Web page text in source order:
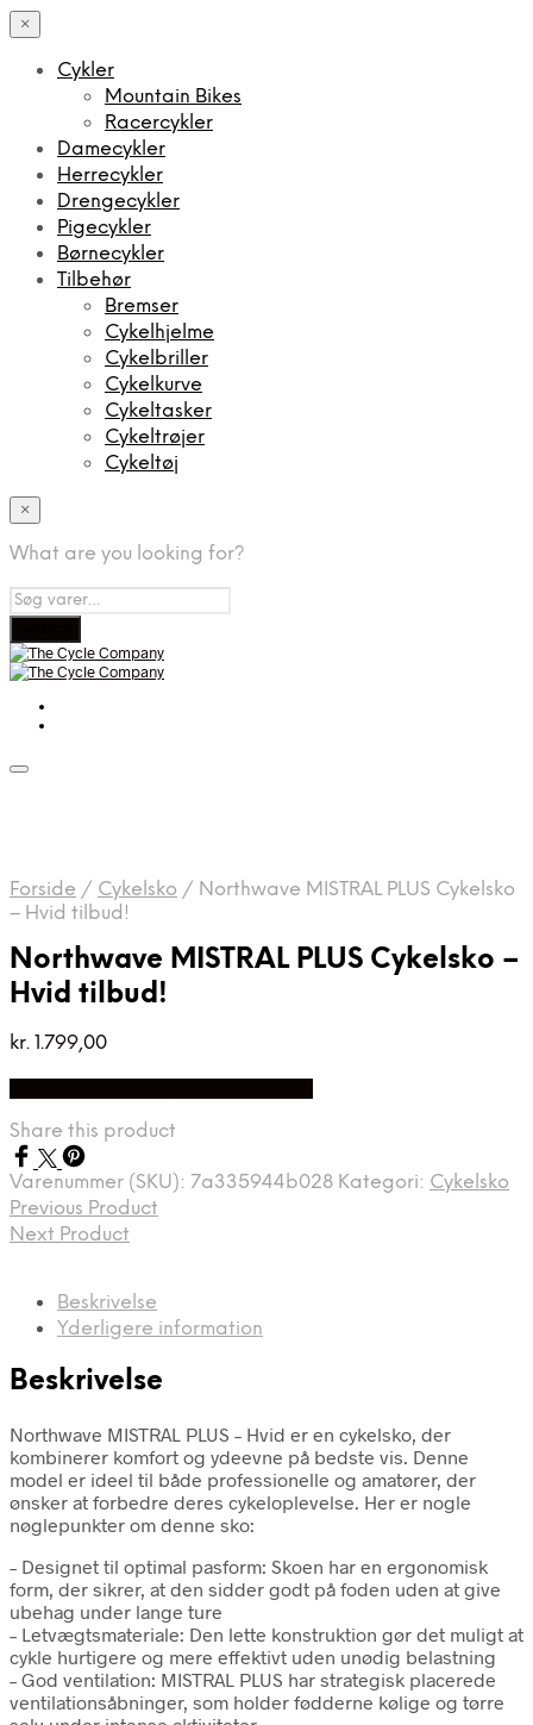
×
Cykler
Mountain Bikes
Racercykler
Damecykler
Herrecykler
Drengecykler
Pigecykler
Børnecykler
Tilbehør
Bremser
Cykelhjelme
Cykelbriller
Cykelkurve
Cykeltasker
Cykeltrøjer
Cykeltøj
×
What are you looking for?
Forside / Cykelsko / Northwave MISTRAL PLUS Cykelsko
– Hvid tilbud!
Northwave MISTRAL PLUS Cykelsko –
Hvid tilbud!
kr. 1.799,00
Share this product
Varenummer (SKU): 7a335944b028 Kategori: Cykelsko
Previous Product
Next Product
Beskrivelse
Yderligere information
Beskrivelse
Northwave MISTRAL PLUS – Hvid er en cykelsko, der
kombinerer komfort og ydeevne på bedste vis. Denne
model er ideel til både professionelle og amatører, der
ønsker at forbedre deres cykeloplevelse. Her er nogle
nøglepunkter om denne sko:
– Designet til optimal pasform: Skoen har en ergonomisk
form, der sikrer, at den sidder godt på foden uden at give
ubehag under lange ture
– Letvægtsmateriale: Den lette konstruktion gør det muligt at
cykle hurtigere og mere effektivt uden unødig belastning
– God ventilation: MISTRAL PLUS har strategisk placerede
ventilationsåbninger, som holder fødderne kølige og tørre